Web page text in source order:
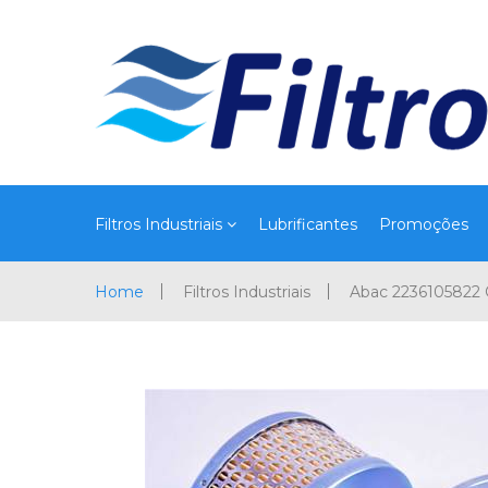
Filtros Industriais Lubrificantes Promoções
Home Filtros Industriais Abac 2236105822